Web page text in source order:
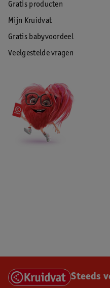
Gratis producten
Mijn Kruidvat
Gratis babyvoordeel
Veelgestelde vragen
Steeds